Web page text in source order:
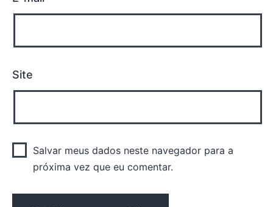
Site
Salvar meus dados neste navegador para a
próxima vez que eu comentar.